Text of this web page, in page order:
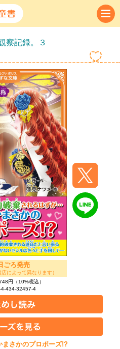
察記録。３
ごろ発売
店によって異なります）
円（10%税込）
4-434-32457-4
まさかのプロポーズ!?